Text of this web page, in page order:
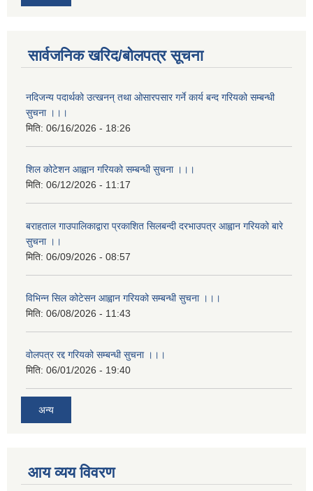
सार्वजनिक खरिद/बोलपत्र सूचना
नदिजन्य पदार्थको उत्खनन् तथा ओसारपसार गर्ने कार्य बन्द गरियको सम्बन्धी
सुचना ।।।
मिति: 06/16/2026 - 18:26
शिल कोटेशन आह्वान गरियको सम्बन्धी सुचना ।।।
मिति: 06/12/2026 - 11:17
बराहताल गाउपालिकाद्वारा प्रकाशित सिलबन्दी दरभाउपत्र आह्वान गरियको बारे
सुचना ।।
मिति: 06/09/2026 - 08:57
विभिन्न सिल कोटेसन आह्वान गरियको सम्बन्धी सुचना ।।।
मिति: 06/08/2026 - 11:43
वोलपत्र रद्द गरियको सम्बन्धी सुचना ।।।
मिति: 06/01/2026 - 19:40
अन्य
आय व्यय विवरण